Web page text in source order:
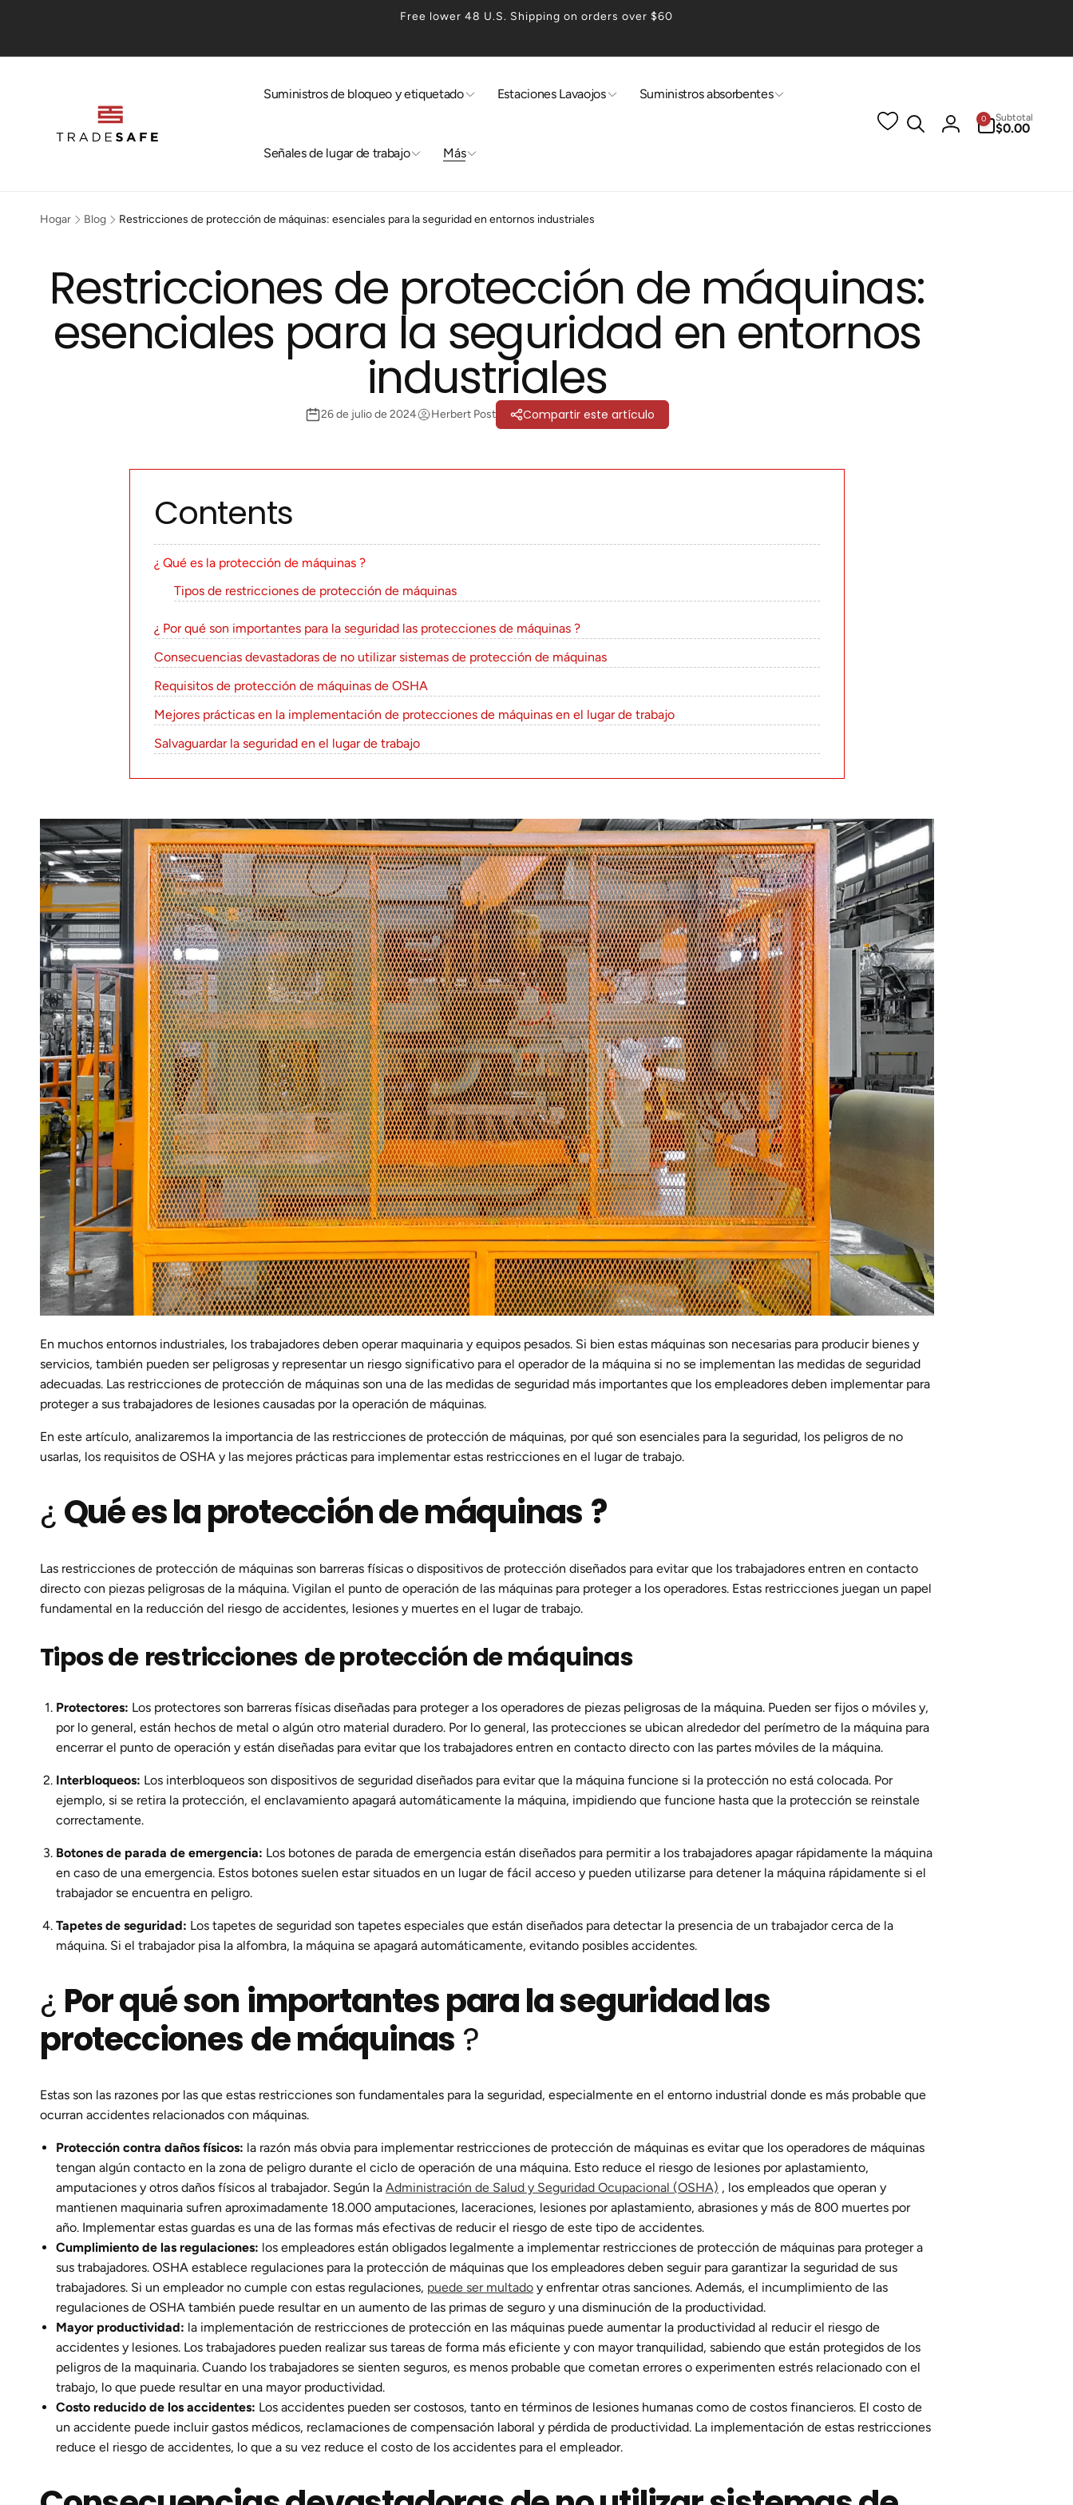
Free lower 48 U.S. Shipping on orders over $60
Suministros de bloqueo y etiquetado Estaciones Lavaojos Suministros absorbentes
Señales de lugar de trabajo Más
Iniciar
0
artículos
Subtotal
$0.00
Hogar Blog Restricciones de protección de máquinas: esenciales para la seguridad en entornos industriales
Restricciones de protección de máquinas:
esenciales para la seguridad en entornos
industriales
26 de julio de 2024 Herbert Post Compartir este artículo
Contents
¿ Qué es la protección de máquinas ?
Tipos de restricciones de protección de máquinas
¿ Por qué son importantes para la seguridad las protecciones de máquinas ?
Consecuencias devastadoras de no utilizar sistemas de protección de máquinas
Requisitos de protección de máquinas de OSHA
Mejores prácticas en la implementación de protecciones de máquinas en el lugar de trabajo
Salvaguardar la seguridad en el lugar de trabajo
En muchos entornos industriales, los trabajadores deben operar maquinaria y equipos pesados. Si bien estas máquinas son necesarias para producir bienes y
servicios, también pueden ser peligrosas y representar un riesgo significativo para el operador de la máquina si no se implementan las medidas de seguridad
adecuadas. Las restricciones de protección de máquinas son una de las medidas de seguridad más importantes que los empleadores deben implementar para
proteger a sus trabajadores de lesiones causadas por la operación de máquinas.
En este artículo, analizaremos la importancia de las restricciones de protección de máquinas, por qué son esenciales para la seguridad, los peligros de no
usarlas, los requisitos de OSHA y las mejores prácticas para implementar estas restricciones en el lugar de trabajo.
¿Qué es la protección de máquinas ?
Las restricciones de protección de máquinas son barreras físicas o dispositivos de protección diseñados para evitar que los trabajadores entren en contacto
directo con piezas peligrosas de la máquina. Vigilan el punto de operación de las máquinas para proteger a los operadores. Estas restricciones juegan un papel
fundamental en la reducción del riesgo de accidentes, lesiones y muertes en el lugar de trabajo.
Tipos de restricciones de protección de máquinas
Protectores: Los protectores son barreras físicas diseñadas para proteger a los operadores de piezas peligrosas de la máquina. Pueden ser fijos o móviles y,
por lo general, están hechos de metal o algún otro material duradero. Por lo general, las protecciones se ubican alrededor del perímetro de la máquina para
encerrar el punto de operación y están diseñadas para evitar que los trabajadores entren en contacto directo con las partes móviles de la máquina.
Interbloqueos: Los interbloqueos son dispositivos de seguridad diseñados para evitar que la máquina funcione si la protección no está colocada. Por
ejemplo, si se retira la protección, el enclavamiento apagará automáticamente la máquina, impidiendo que funcione hasta que la protección se reinstale
correctamente.
Botones de parada de emergencia: Los botones de parada de emergencia están diseñados para permitir a los trabajadores apagar rápidamente la máquina
en caso de una emergencia. Estos botones suelen estar situados en un lugar de fácil acceso y pueden utilizarse para detener la máquina rápidamente si el
trabajador se encuentra en peligro.
Tapetes de seguridad: Los tapetes de seguridad son tapetes especiales que están diseñados para detectar la presencia de un trabajador cerca de la
máquina. Si el trabajador pisa la alfombra, la máquina se apagará automáticamente, evitando posibles accidentes.
¿ Por qué son importantes para la seguridad las
proteccionesde máquinas ?
Estas son las razones por las que estas restricciones son fundamentales para la seguridad, especialmente en el entorno industrial donde es más probable que
ocurran accidentes relacionados con máquinas.
Protección contra daños físicos: la razón más obvia para implementar restricciones de protección de máquinas es evitar que los operadores de máquinas
tengan algún contacto en la zona de peligro durante el ciclo de operación de una máquina. Esto reduce el riesgo de lesiones por aplastamiento,
amputaciones y otros daños físicos al trabajador. Según la Administración de Salud y Seguridad Ocupacional (OSHA) , los empleados que operan y
mantienen maquinaria sufren aproximadamente 18.000 amputaciones, laceraciones, lesiones por aplastamiento, abrasiones y más de 800 muertes por
año. Implementar estas guardas es una de las formas más efectivas de reducir el riesgo de este tipo de accidentes.
Cumplimiento de las regulaciones: los empleadores están obligados legalmente a implementar restricciones de protección de máquinas para proteger a
sus trabajadores. OSHA establece regulaciones para la protección de máquinas que los empleadores deben seguir para garantizar la seguridad de sus
trabajadores. Si un empleador no cumple con estas regulaciones, puede ser multado y enfrentar otras sanciones. Además, el incumplimiento de las
regulaciones de OSHA también puede resultar en un aumento de las primas de seguro y una disminución de la productividad.
Mayor productividad: la implementación de restricciones de protección en las máquinas puede aumentar la productividad al reducir el riesgo de
accidentes y lesiones. Los trabajadores pueden realizar sus tareas de forma más eficiente y con mayor tranquilidad, sabiendo que están protegidos de los
peligros de la maquinaria. Cuando los trabajadores se sienten seguros, es menos probable que cometan errores o experimenten estrés relacionado con el
trabajo, lo que puede resultar en una mayor productividad.
Costo reducido de los accidentes: Los accidentes pueden ser costosos, tanto en términos de lesiones humanas como de costos financieros. El costo de
un accidente puede incluir gastos médicos, reclamaciones de compensación laboral y pérdida de productividad. La implementación de estas restricciones
reduce el riesgo de accidentes, lo que a su vez reduce el costo de los accidentes para el empleador.